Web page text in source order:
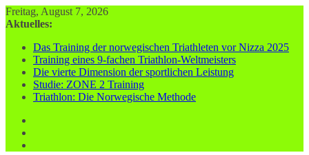
Zum
Inhalt
Freitag, August 7, 2026
Aktuelles:
Das Training der norwegischen Triathleten vor Nizza 2025
Training eines 9-fachen Triathlon-Weltmeisters
Die vierte Dimension der sportlichen Leistung
Studie: ZONE 2 Training
Triathlon: Die Norwegische Methode